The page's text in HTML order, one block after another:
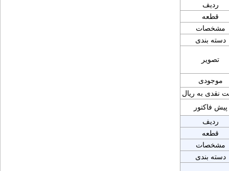
ردیف
قطعه
مشخصات
دسته بندی
تصویر
موجودی
نقدی به ریال
پیش فاکتور
ردیف
قطعه
مشخصات
دسته بندی